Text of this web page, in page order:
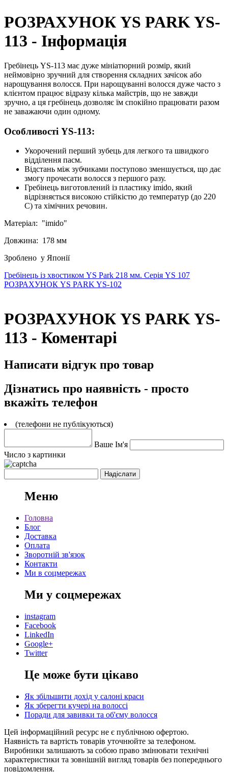
РОЗРАХУНОК YS PARK YS-
113 - Інформація
Гребінець YS-113 має дуже мініатюрний розмір, який
неймовірно зручний для створення складних зачісок або
нарощування волосся. При нарощуванні волосся дуже часто з
клієнтом працює відразу кілька майстрів, що не завжди
зручно, а ця гребінець дозволяє їм спокійно працювати разом
не заважаючи один одному.
Особливості YS-113:
Укорочений перший зубець для легкого та швидкого
відділення пасм.
Відстань між зубчиками поступово зменшується, що дає
змогу прочесати волосся з першого разу.
Гребінець виготовлений із пластику imido, який
відрізняється високою стійкістю до температур (до 220
С) та хімічних речовин.
Матеріал: "imido"
Довжина: 178 мм
Зроблено у Японії
Гребінець із хвостиком YS Park 218 мм. Серія YS 107
РОЗРАХУНОК YS PARK YS-102
РОЗРАХУНОК YS PARK YS-
113 - Коментарі
Написати відгук про товар
Дізнатись про наявність - просто
вкажіть телефон
(телефони не публікуються)
Ваше Ім'я
Число з картинки
Меню
Головна
Блог
Доставка
Оплата
Зворотній зв'язок
Контакти
Ми в соцмережах
Ми у соцмережах
instagram
Facebook
LinkedIn
Google+
Twitter
Це може бути цікаво
Як збільшити дохід у салоні краси
Як зберегти кучері на волоссі
Поради для завивки та об'єму волосся
Цей інформаційний ресурс не є публічною офертою.
Наявність та вартість товарів уточнюйте за телефоном.
Виробники залишають за собою право змінювати технічні
характеристики та зовнішній вигляд товарів без попереднього
повідомлення.